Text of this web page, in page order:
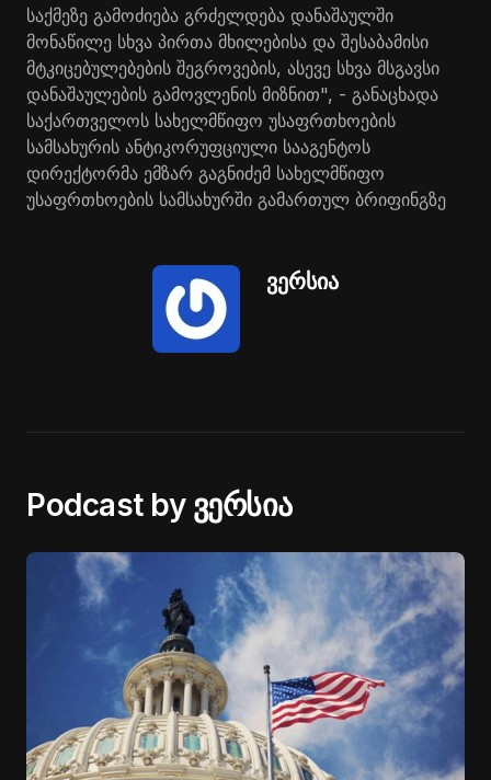
საქმეზე გამოძიება გრძელდება დანაშაულში
მონაწილე სხვა პირთა მხილებისა და შესაბამისი
მტკიცებულებების შეგროვების, ასევე სხვა მსგავსი
დანაშაულების გამოვლენის მიზნით", - განაცხადა
საქართველოს სახელმწიფო უსაფრთხოების
სამსახურის ანტიკორუფციული სააგენტოს
დირექტორმა ემზარ გაგნიძემ სახელმწიფო
უსაფრთხოების სამსახურში გამართულ ბრიფინგზე
ვერსია
Podcast by ვერსია